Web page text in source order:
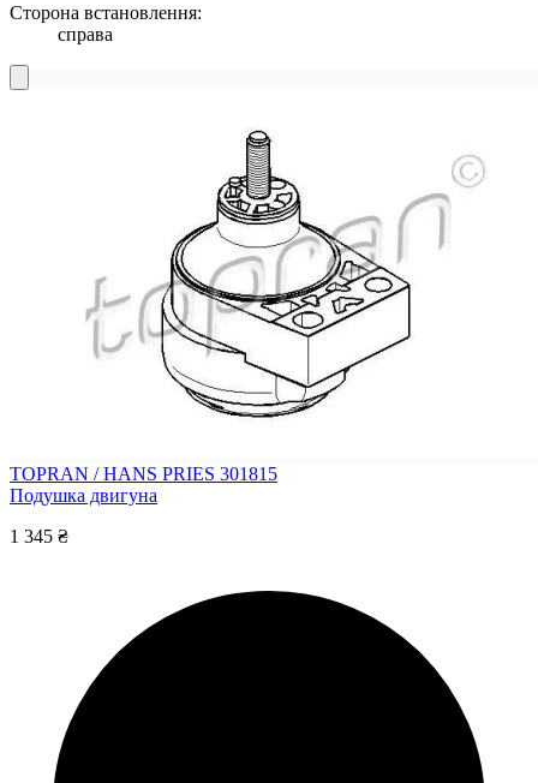
Сторона встановлення:
справа
TOPRAN / HANS PRIES 301815
Подушка двигуна
1 345 ₴